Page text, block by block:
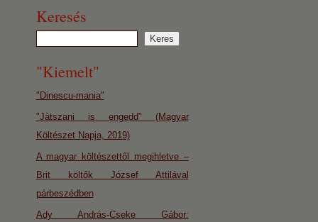
Keresés
"Kiemelt"
"Dinescu-mania"
"Játszani is engedd" (Magyar
Költészet Napja, 2019)
A magyar költészettől megihletve –
Brit költők József Attilával
párbeszédben
Ady András-Cseke Gábor: